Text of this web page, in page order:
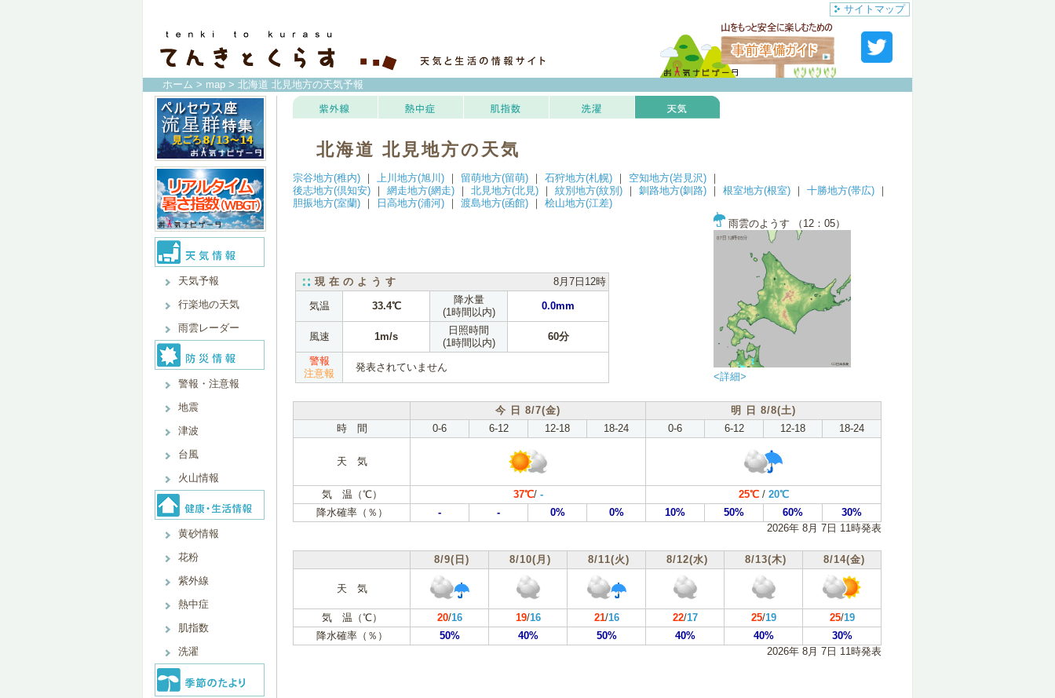
サイトマップ
ホーム > map > 北海道 北見地方の天気予報
天気予報
行楽地の天気
雨雲レーダー
警報・注意報
地震
津波
台風
火山情報
黄砂情報
花粉
紫外線
熱中症
肌指数
洗濯
北海道 北見地方の天気
宗谷地方(稚内) ｜ 上川地方(旭川) ｜ 留萌地方(留萌) ｜ 石狩地方(札幌) ｜ 空知地方(岩見沢) ｜
後志地方(倶知安) ｜ 網走地方(網走) ｜ 北見地方(北見) ｜ 紋別地方(紋別) ｜ 釧路地方(釧路) ｜ 根室地方(根室) ｜ 十勝地方(帯広) ｜
胆振地方(室蘭) ｜ 日高地方(浦河) ｜ 渡島地方(函館) ｜ 桧山地方(江差)
現在のようす 8月7日12時
気温 33.4℃
降水量
(1時間以内)
0.0mm
風速 1m/s
日照時間
(1時間以内)
60分
警報
注意報
発表されていません
雨雲のようす （12：05）
<詳細>
今 日 8/7(金)
明 日 8/8(土)
時 間
0-6 6-12 12-18 18-24 0-6 6-12 12-18 18-24
天 気
気 温（℃） 37℃/ - 25℃/ 20℃
降水確率（％）
- - 0% 0% 10% 50% 60%
30%
2026年 8月 7日 11時発表
8/9(日) 8/10(月) 8/11(火) 8/12(水) 8/13(木) 8/14(金)
天 気
気 温（℃） 20/16 19/16 21/16 22/17 25/19 25/19
降水確率（％）
50% 40% 50% 40% 40%
30%
2026年 8月 7日 11時発表